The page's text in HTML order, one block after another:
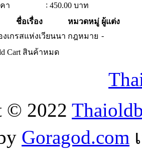
า
: 450.00 บาท
ชื่อเรื่อง
หมวดหมู่ ผู้แต่ง
งเกรสแห่งเวียนนา กฎหมาย -
Cart สินค้าหมด
© 2022
Goragod.com